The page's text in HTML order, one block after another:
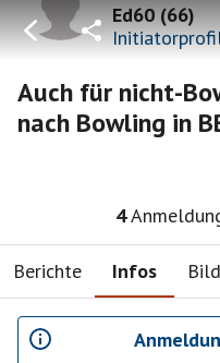
Ed60(66)
Auch für nicht-
nach Bowling in
4
Berichte Infos